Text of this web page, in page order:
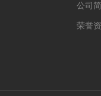
公司
荣誉